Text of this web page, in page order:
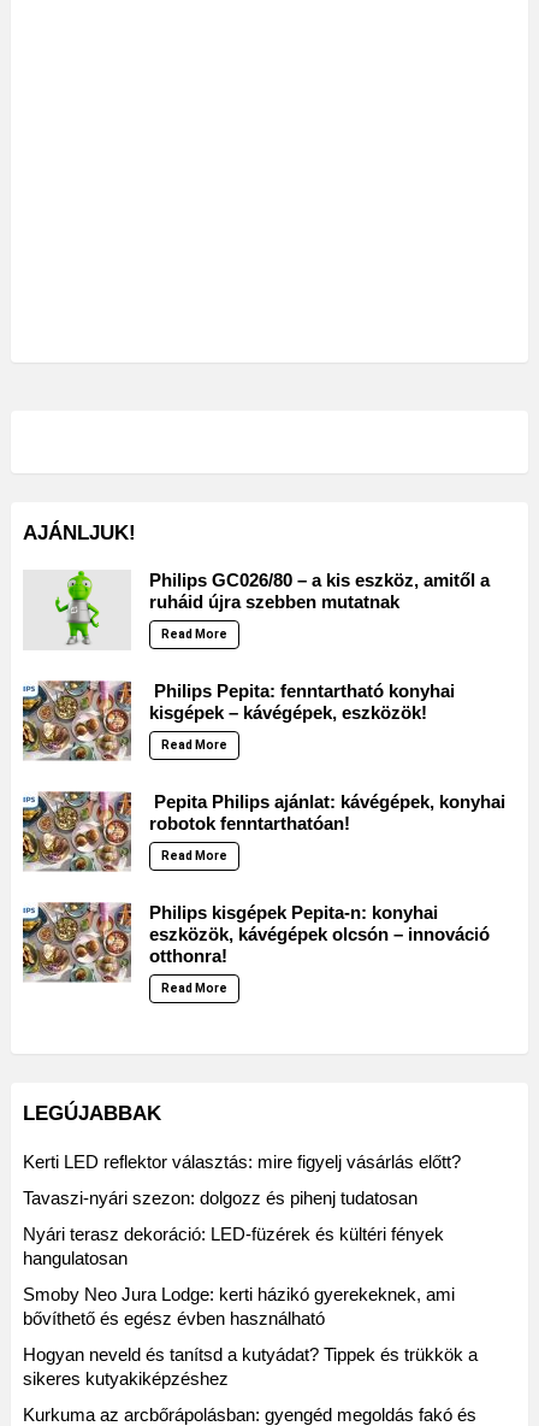
AJÁNLJUK!
Philips GC026/80 – a kis eszköz, amitől a
ruháid újra szebben mutatnak
Read More
Philips Pepita: fenntartható konyhai
kisgépek – kávégépek, eszközök!
Read More
Pepita Philips ajánlat: kávégépek, konyhai
robotok fenntarthatóan!
Read More
Philips kisgépek Pepita-n: konyhai
eszközök, kávégépek olcsón – innováció
otthonra!
Read More
LEGÚJABBAK
Kerti LED reflektor választás: mire figyelj vásárlás előtt?
Tavaszi-nyári szezon: dolgozz és pihenj tudatosan
Nyári terasz dekoráció: LED-füzérek és kültéri fények
hangulatosan
Smoby Neo Jura Lodge: kerti házikó gyerekeknek, ami
bővíthető és egész évben használható
Hogyan neveld és tanítsd a kutyádat? Tippek és trükkök a
sikeres kutyakiképzéshez
Kurkuma az arcbőrápolásban: gyengéd megoldás fakó és